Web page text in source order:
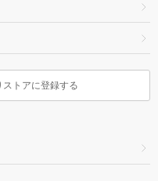
ストアに登録する